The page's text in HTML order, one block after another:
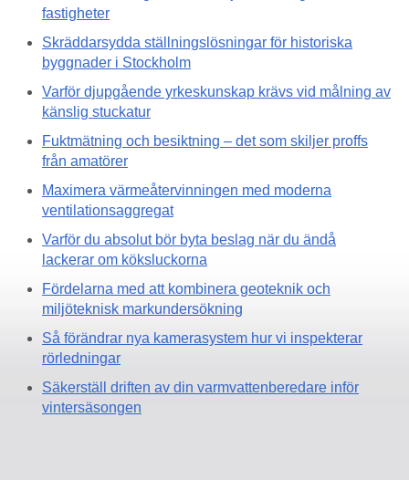
fastigheter
Skräddarsydda ställningslösningar för historiska
byggnader i Stockholm
Varför djupgående yrkeskunskap krävs vid målning av
känslig stuckatur
Fuktmätning och besiktning – det som skiljer proffs
från amatörer
Maximera värmeåtervinningen med moderna
ventilationsaggregat
Varför du absolut bör byta beslag när du ändå
lackerar om köksluckorna
Fördelarna med att kombinera geoteknik och
miljöteknisk markundersökning
Så förändrar nya kamerasystem hur vi inspekterar
rörledningar
Säkerställ driften av din varmvattenberedare inför
vintersäsongen